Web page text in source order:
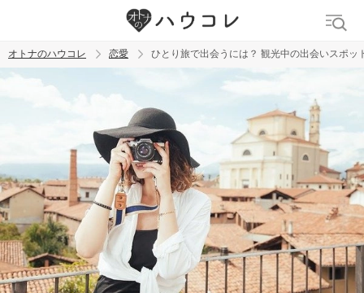
トレンド ワード
おっぱいフェチ 吸引バイブ SM 吸うやつ
オトナのハウコレ 恋愛 ひとり旅で出会うには？ 観光中の出会いスポッ